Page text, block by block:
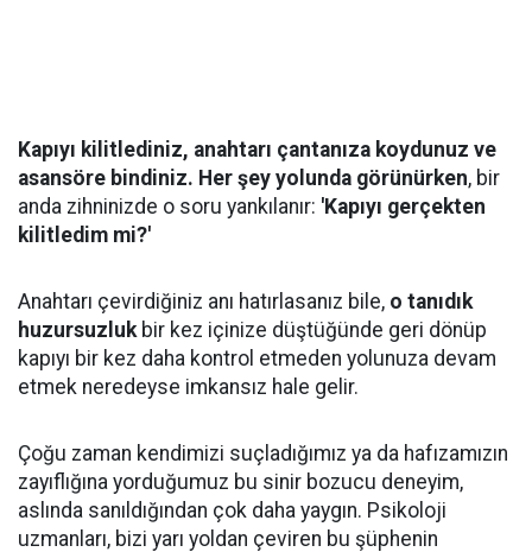
Kapıyı kilitlediniz, anahtarı çantanıza koydunuz ve
asansöre bindiniz. Her şey yolunda görünürken, bir
anda zihninizde o soru yankılanır: 'Kapıyı gerçekten
kilitledim mi?'
Anahtarı çevirdiğiniz anı hatırlasanız bile, o tanıdık
huzursuzlukbir kez içinize düştüğünde geri dönüp
kapıyı bir kez daha kontrol etmeden yolunuza devam
etmek neredeyse imkansız hale gelir.
Çoğu zaman kendimizi suçladığımız ya da hafızamızın
zayıflığına yorduğumuz bu sinir bozucu deneyim,
aslında sanıldığından çok daha yaygın. Psikoloji
uzmanları, bizi yarı yoldan çeviren bu şüphenin